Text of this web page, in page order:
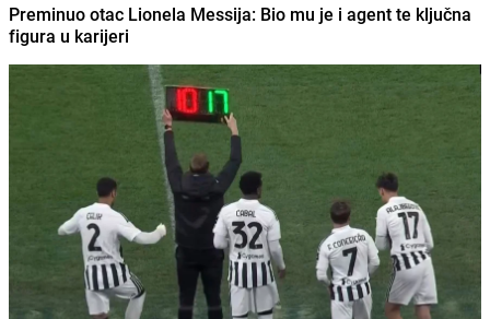
Preminuo otac Lionela Messija: Bio mu je i agent te ključna
figura u karijeri